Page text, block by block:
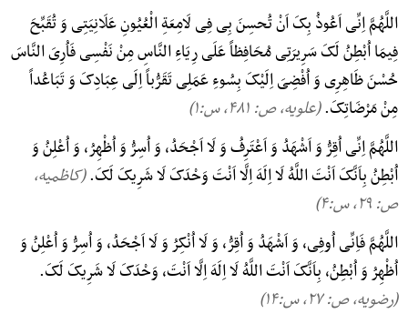
اللَّهُمَّ اِنِّی اَعُوذُ بِکَ اَنْ تُحسِنَ بِی فِی لَامِعَةِ الْعُیُونِ عَلَانِیَتِی وَ تُقَبِّحَ
فِیمَا اُبْطِنُ لَکَ سَرِیرَتِی مُحَافِظاً عَلَی رِیَاءِ النَّاسِ مِنْ نَفْسِی فَاُرِیَ النَّاسَ
حُسْنَ ظَاهِرِی وَ اُفْضِیَ اِلَیْکَ بِسُوءِ عَمَلِی تَقَرُّباً اِلَی عِبَادِکَ وَ تَبَاعُداً
مِنْ مَرْضَاتِکَ.(علویه، ص: ۴۸۱, س:۱)
اللَّهُمَّ اِنِّی اُقِرُّ وَ اَشْهَدُ وَ اَعْتَرِفُ وَ لَا اَجْحَدُ، وَ اُسِرُّ وَ اُظْهِرُ، وَ اُعْلِنُ وَ
اُبْطِنُ بِاَنَّکَ اَنْتَ اللَّهُ لَا اِلَهَ اِلَّا اَنْتَ وَحْدَکَ لَا شَرِیکَ لَکَ.(کاظمیه،
ص: ۲۹, س:۴)
اللَّهُمَّ فَاِنِّی اُوفِی، وَ اَشْهَدُ وَ اُقِرُّ، وَ لَا اُنْکِرُ وَ لَا اَجْحَدُ، وَ اُسِرُّ وَ اُعْلِنُ وَ
اُظْهِرُ وَ اُبْطِنُ، بِاَنَّکَ اَنْتَ اللَّهُ لَا اِلَهَ اِلَّا اَنْتَ، وَحْدَکَ لَا شَرِیکَ لَکَ.
(رضویه، ص: ۲۷, س:۱۴)